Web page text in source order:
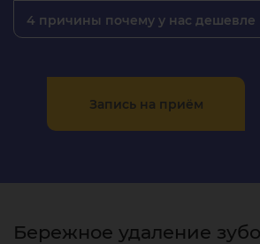
4 причины почему у нас дешевле
Запись на приём
Бережное удаление